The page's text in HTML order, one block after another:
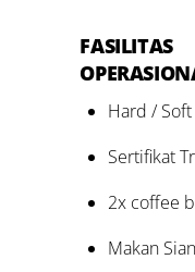
Hard /
Sertifikat
2x coffee
Makan